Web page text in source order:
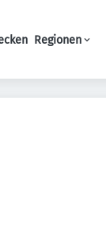
Regionen